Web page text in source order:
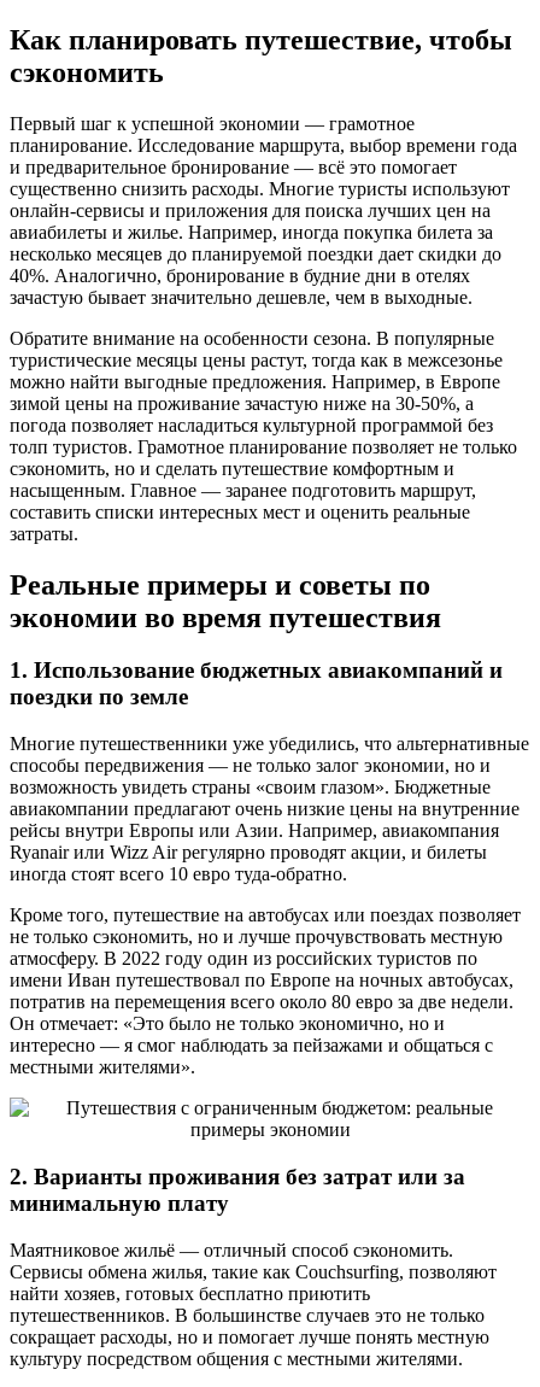
Как планировать путешествие, чтобы
сэкономить
Первый шаг к успешной экономии — грамотное
планирование. Исследование маршрута, выбор времени года
и предварительное бронирование — всё это помогает
существенно снизить расходы. Многие туристы используют
онлайн-сервисы и приложения для поиска лучших цен на
авиабилеты и жилье. Например, иногда покупка билета за
несколько месяцев до планируемой поездки дает скидки до
40%. Аналогично, бронирование в будние дни в отелях
зачастую бывает значительно дешевле, чем в выходные.
Обратите внимание на особенности сезона. В популярные
туристические месяцы цены растут, тогда как в межсезонье
можно найти выгодные предложения. Например, в Европе
зимой цены на проживание зачастую ниже на 30-50%, а
погода позволяет насладиться культурной программой без
толп туристов. Грамотное планирование позволяет не только
сэкономить, но и сделать путешествие комфортным и
насыщенным. Главное — заранее подготовить маршрут,
составить списки интересных мест и оценить реальные
затраты.
Реальные примеры и советы по
экономии во время путешествия
1. Использование бюджетных авиакомпаний и
поездки по земле
Многие путешественники уже убедились, что альтернативные
способы передвижения — не только залог экономии, но и
возможность увидеть страны «своим глазом». Бюджетные
авиакомпании предлагают очень низкие цены на внутренние
рейсы внутри Европы или Азии. Например, авиакомпания
Ryanair или Wizz Air регулярно проводят акции, и билеты
иногда стоят всего 10 евро туда-обратно.
Кроме того, путешествие на автобусах или поездах позволяет
не только сэкономить, но и лучше прочувствовать местную
атмосферу. В 2022 году один из российских туристов по
имени Иван путешествовал по Европе на ночных автобусах,
потратив на перемещения всего около 80 евро за две недели.
Он отмечает: «Это было не только экономично, но и
интересно — я смог наблюдать за пейзажами и общаться с
местными жителями».
2. Варианты проживания без затрат или за
минимальную плату
Маятниковое жильё — отличный способ сэкономить.
Сервисы обмена жилья, такие как Couchsurfing, позволяют
найти хозяев, готовых бесплатно приютить
путешественников. В большинстве случаев это не только
сокращает расходы, но и помогает лучше понять местную
культуру посредством общения с местными жителями.